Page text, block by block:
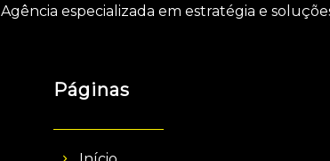
Agência especializada em estratégia e
Páginas